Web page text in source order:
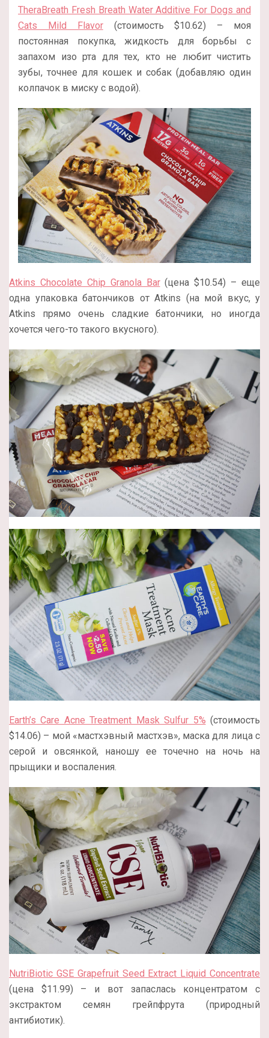
TheraBreath Fresh Breath Water Additive For Dogs and
Cats Mild Flavor(стоимость $10.62) – моя
постоянная покупка, жидкость для борьбы с
запахом изо рта для тех, кто не любит чистить
зубы, точнее для кошек и собак (добавляю один
колпачок в миску с водой).
Atkins Chocolate Chip Granola Bar(цена $10.54) – еще
одна упаковка батончиков от Atkins (на мой вкус, у
Atkins прямо очень сладкие батончики, но иногда
хочется чего-то такого вкусного).
Earth’s Care Acne Treatment Mask Sulfur 5% (стоимость
$14.06) – мой «мастхэвный мастхэв», маска для лица с
серой и овсянкой, наношу ее точечно на ночь на
прыщики и воспаления.
NutriBiotic GSE Grapefruit Seed Extract Liquid Concentrate
(цена $11.99) – и вот запаслась концентратом с
экстрактом семян грейпфрута (природный
антибиотик).